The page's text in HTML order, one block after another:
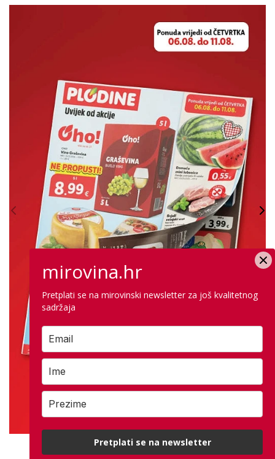
PROVJERITE PONUDU
mirovina.hr
Pretplati se na mirovinski newsletter za još kvalitetnog
sadržaja
Pretplati se na newsletter